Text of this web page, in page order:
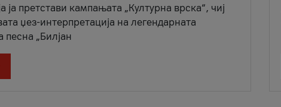
ја претстави кампањата „Културна врска“, чиј
џез-интерпретација на легендарната
„Билјан